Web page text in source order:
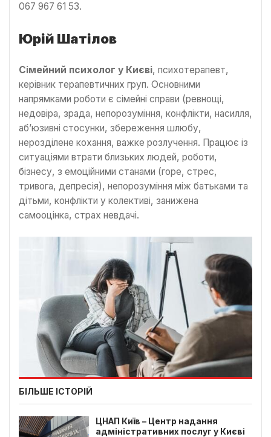
067 967 61 53.
Юрій Шатілов
Сімейний психолог у Києві, психотерапевт,
керівник терапевтичних груп. Основними
напрямками роботи є сімейні справи (ревнощі,
недовіра, зрада, непорозуміння, конфлікти, насилля,
аб’юзивні стосунки, збереження шлюбу,
нерозділене кохання, важке розлучення. Працює із
ситуаціями втрати близьких людей, роботи,
бізнесу, з емоційними станами (горе, стрес,
тривога, депресія), непорозуміння між батьками та
дітьми, конфлікти у колективі, занижена
самооцінка, страх невдачі.
БІЛЬШЕ ІСТОРІЙ
ЦНАП Київ – Центр надання
адміністративних послуг у Києві